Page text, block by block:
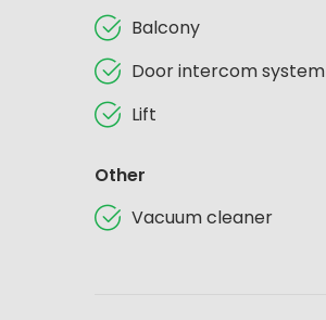
Balcony
Door intercom system
Lift
Other
Vacuum cleaner